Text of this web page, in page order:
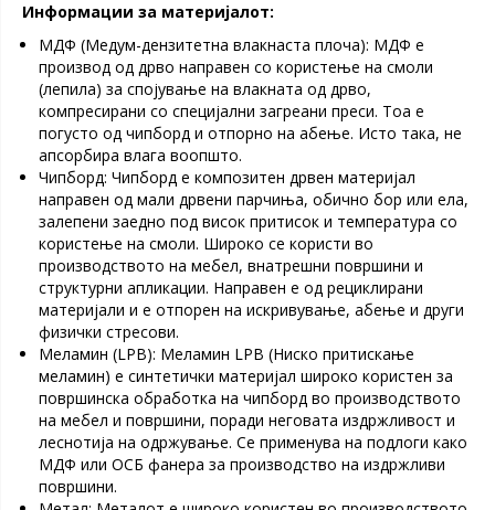
Информации за материјалот:
МДФ (Медум-дензитетна влакнаста плоча): МДФ е
производ од дрво направен со користење на смоли
(лепила) за спојување на влакната од дрво,
компресирани со специјални загреани преси. Тоа е
погусто од чипборд и отпорно на абење. Исто така, не
апсорбира влага воопшто.
Чипборд: Чипборд е композитен дрвен материјал
направен од мали дрвени парчиња, обично бор или ела,
залепени заедно под висок притисок и температура со
користење на смоли. Широко се користи во
производството на мебел, внатрешни површини и
структурни апликации. Направен е од рециклирани
материјали и е отпорен на искривување, абење и други
физички стресови.
Меламин (LPB): Меламин LPB (Ниско притискање
меламин) е синтетички материјал широко користен за
површинска обработка на чипборд во производството
на мебел и површини, поради неговата издржливост и
леснотија на одржување. Се применува на подлоги како
МДФ или ОСБ фанера за производство на издржливи
површини.